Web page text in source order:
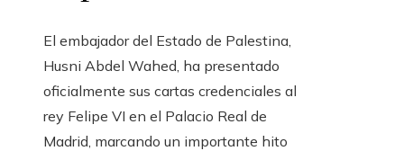
El embajador del Estado de Palestina,
Husni Abdel Wahed, ha presentado
oficialmente sus cartas credenciales al
rey Felipe VI en el Palacio Real de
Madrid, marcando un importante hito